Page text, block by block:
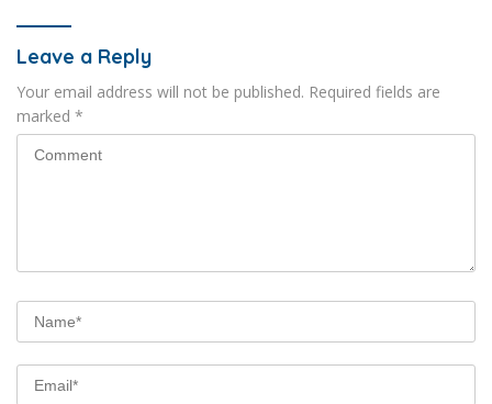
Leave a Reply
Your email address will not be published. Required fields are
marked *